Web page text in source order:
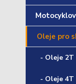
Oleje pro
- Oleje 2T
- Oleje 4T